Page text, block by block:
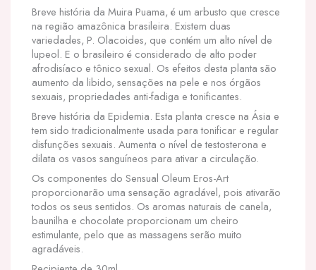
Breve história da Muira Puama, é um arbusto que cresce
na região amazônica brasileira. Existem duas
variedades, P. Olacoides, que contém um alto nível de
lupeol. E o brasileiro é considerado de alto poder
afrodisíaco e tônico sexual. Os efeitos desta planta são
aumento da libido, sensações na pele e nos órgãos
sexuais, propriedades anti-fadiga e tonificantes.
Breve história da Epidemia. Esta planta cresce na Ásia e
tem sido tradicionalmente usada para tonificar e regular
disfunções sexuais. Aumenta o nível de testosterona e
dilata os vasos sanguíneos para ativar a circulação.
Os componentes do Sensual Oleum Eros-Art
proporcionarão uma sensação agradável, pois ativarão
todos os seus sentidos. Os aromas naturais de canela,
baunilha e chocolate proporcionam um cheiro
estimulante, pelo que as massagens serão muito
agradáveis.